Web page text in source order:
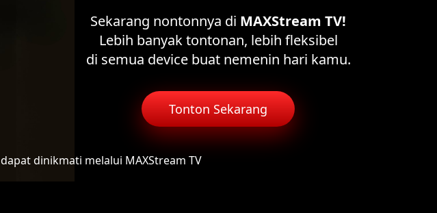
Sekarang nontonnya di MAXStream TV!
Lebih banyak tontonan, lebih fleksibel
di semua device buat nemenin hari kamu.
Tonton Sekarang
dapat dinikmati melalui MAXStream TV